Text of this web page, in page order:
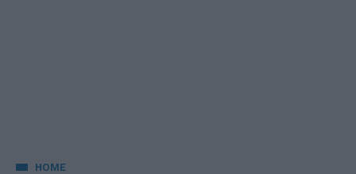
HOME